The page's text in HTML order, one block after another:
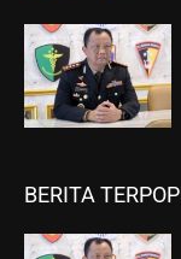
BERITA